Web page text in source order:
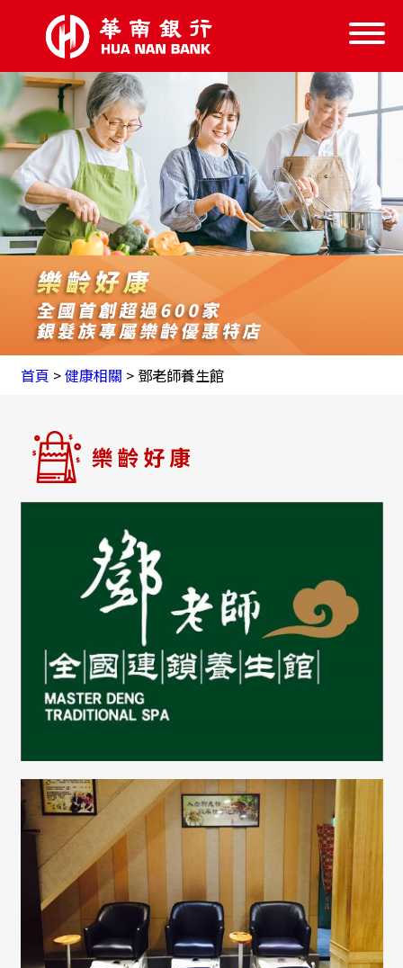
信託服務
信託學堂
樂齡好康
失智服務
跨業結盟
首頁
首頁 >健康相關 > 鄧老師養生館